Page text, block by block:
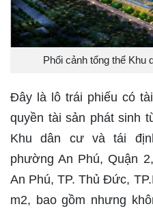
Phối cảnh tổng thể Khu
Đây là lô trái phiếu có
quyền tài sản phát sinh
Khu dân cư và tái
phường An Phú, Quận
An Phú, TP. Thủ Đức,
m2, bao gồm nhưng